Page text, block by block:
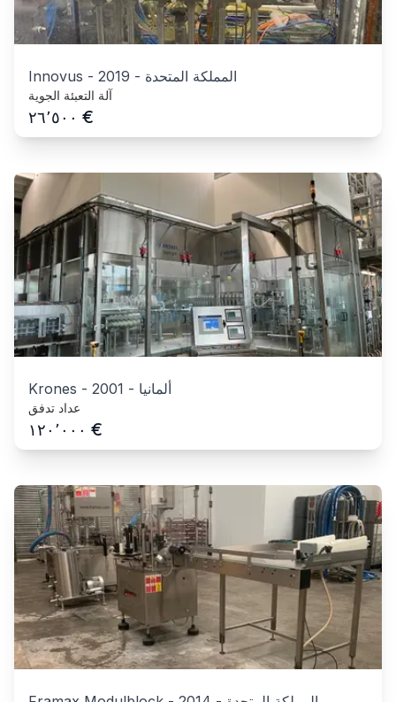
Innovus - 2019 - المملكة المتحدة
آلة التعبئة الجوية
٢٦٬٥٠٠ €
Krones - 2001 - ألمانيا
عداد تدفق
١٢٠٬٠٠٠ €